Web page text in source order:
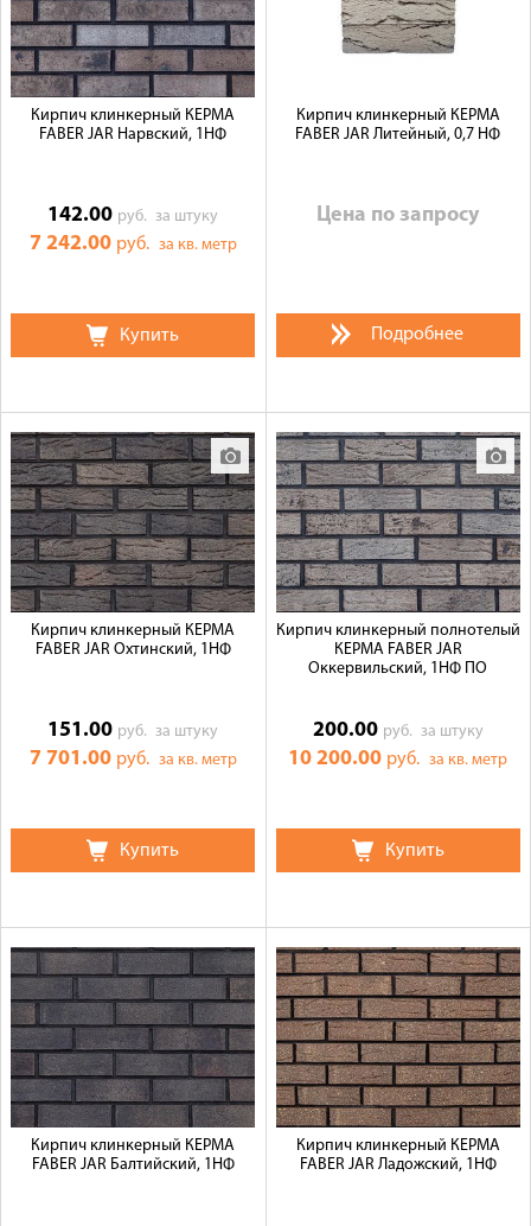
Кирпич клинкерный КЕРМА
FABER JAR Нарвский, 1НФ
142.00 руб.за штуку
7 242.00 руб. за кв. метр
Купить
Кирпич клинкерный КЕРМА
FABER JAR Литейный, 0,7 НФ
Цена по запросу
Подробнее
Кирпич клинкерный КЕРМА
FABER JAR Охтинский, 1НФ
151.00 руб.за штуку
7 701.00 руб. за кв. метр
Купить
Кирпич клинкерный полнотелый
КЕРМА FABER JAR
Оккервильский, 1НФ ПО
200.00 руб. за штуку
10 200.00 руб.за кв. метр
Купить
Кирпич клинкерный КЕРМА
FABER JAR Балтийский, 1НФ
Кирпич клинкерный КЕРМА
FABER JAR Ладожский, 1НФ